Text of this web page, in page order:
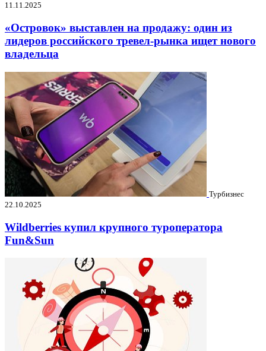
11.11.2025
«Островок» выставлен на продажу: один из
лидеров российского тревел-рынка ищет нового
владельца
Турбизнес
22.10.2025
Wildberries купил крупного туроператора
Fun&Sun